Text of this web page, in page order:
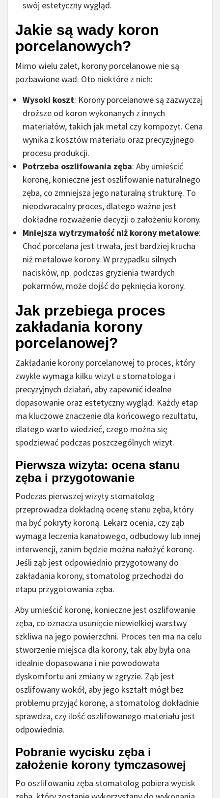
swój estetyczny wygląd.
Jakie są wady koron
porcelanowych?
Mimo wielu zalet, korony porcelanowe nie są
pozbawione wad. Oto niektóre z nich:
Wysoki koszt: Korony porcelanowe są zazwyczaj
droższe od koron wykonanych z innych
materiałów, takich jak metal czy kompozyt. Cena
wynika z kosztów materiału oraz precyzyjnego
procesu produkcji.
Potrzeba oszlifowania zęba: Aby umieścić
koronę, konieczne jest oszlifowanie naturalnego
zęba, co zmniejsza jego naturalną strukturę. To
nieodwracalny proces, dlatego ważne jest
dokładne rozważenie decyzji o założeniu korony.
Mniejsza wytrzymałość niż korony metalowe:
Choć porcelana jest trwała, jest bardziej krucha
niż metalowe korony. W przypadku silnych
nacisków, np. podczas gryzienia twardych
pokarmów, może dojść do pęknięcia korony.
Jak przebiega proces
zakładania korony
porcelanowej?
Zakładanie korony porcelanowej to proces, który
zwykle wymaga kilku wizyt u stomatologa i
precyzyjnych działań, aby zapewnić idealne
dopasowanie oraz estetyczny wygląd. Każdy etap
ma kluczowe znaczenie dla końcowego rezultatu,
dlatego warto wiedzieć, czego można się
spodziewać podczas poszczególnych wizyt.
Pierwsza wizyta: ocena stanu
zęba i przygotowanie
Podczas pierwszej wizyty stomatolog
przeprowadza dokładną ocenę stanu zęba, który
ma być pokryty koroną. Lekarz ocenia, czy ząb
wymaga leczenia kanałowego, odbudowy lub innej
interwencji, zanim będzie można nałożyć koronę.
Jeśli ząb jest odpowiednio przygotowany do
zakładania korony, stomatolog przechodzi do
etapu przygotowania zęba.
Aby umieścić koronę, konieczne jest oszlifowanie
zęba, co oznacza usunięcie niewielkiej warstwy
szkliwa na jego powierzchni. Proces ten ma na celu
stworzenie miejsca dla korony, tak aby była ona
idealnie dopasowana i nie powodowała
dyskomfortu ani zmiany w zgryzie. Ząb jest
oszlifowany wokół, aby jego kształt mógł bez
problemu przyjąć koronę, a stomatolog dokładnie
sprawdza, czy ilość oszlifowanego materiału jest
odpowiednia.
Pobranie wycisku zęba i
założenie korony tymczasowej
Po oszlifowaniu zęba stomatolog pobiera wycisk